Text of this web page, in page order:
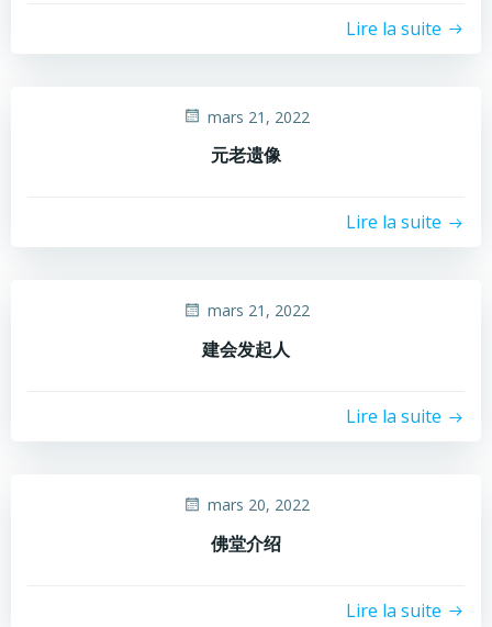
Lire la suite
mars 21, 2022
元老遗像
Lire la suite
mars 21, 2022
建会发起人
Lire la suite
mars 20, 2022
佛堂介绍
Lire la suite